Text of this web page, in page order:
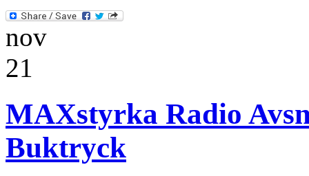
nov
21
MAXstyrka Radio
Buktryck